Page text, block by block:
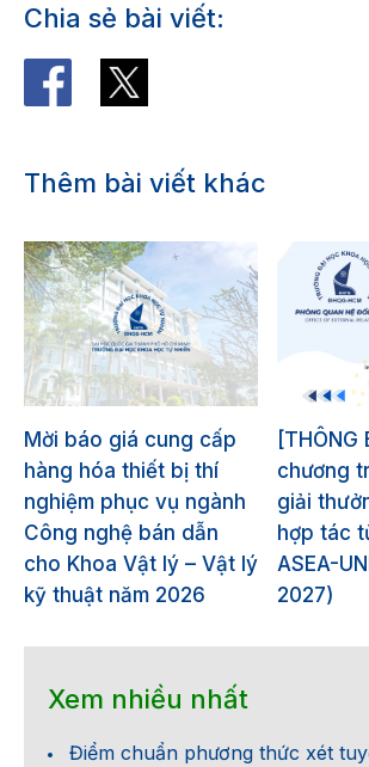
Chia sẻ bài viết:
Thêm bài viết khác
Mời báo giá cung cấp
hàng hóa thiết bị thí
nghiệm phục vụ ngành
Công nghệ bán dẫn
cho Khoa Vật lý – Vật lý
kỹ thuật năm 2026
chương
giải
hợp tác
ASEA-
2027)
Xem nhiều nhất
Điểm chuẩn phương thức xét